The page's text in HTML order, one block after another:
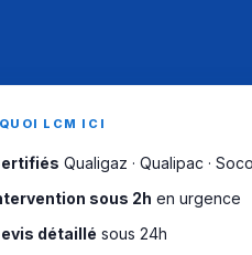
LCM ICI
Qualigaz · Qualipac ·
sous 2h en urgence
détaillé sous 24h